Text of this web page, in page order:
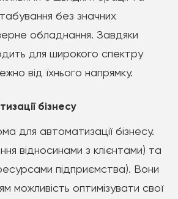
без значних
обладнання. Завдяки
для широкого спектру
від їхнього напрямку.
бізнесу
для автоматизації бізнесу.
відносинами з клієнтами) та
підприємства). Вони
можливість оптимізувати свої